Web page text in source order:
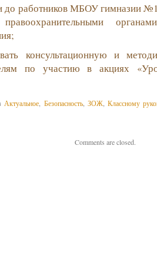
до работников МБОУ гимназии
консультационную и
по участию в акциях
Актуальное Безопасность, ЗОЖ, Классному
Comments are closed.